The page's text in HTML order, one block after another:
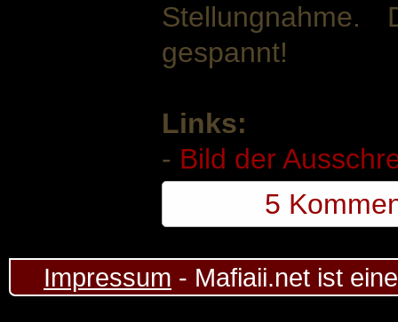
gespannt!
Links:
- Bild der
5
Impressum - Mafiaii.net ist